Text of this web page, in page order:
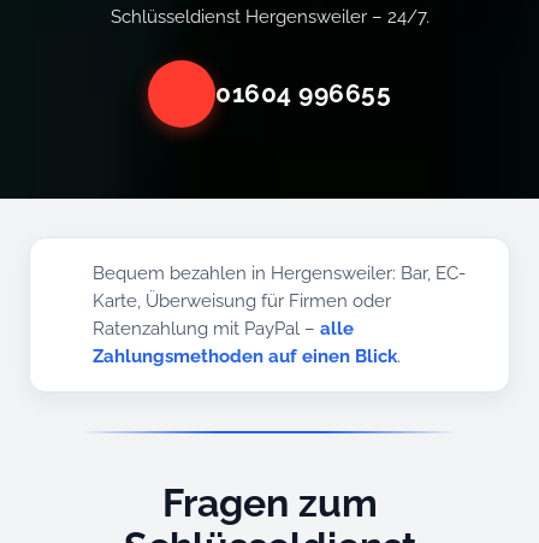
Schlüsseldienst Hergensweiler – 24/7.
01604 996655
Bequem bezahlen in Hergensweiler: Bar, EC-
Karte, Überweisung für Firmen oder
Ratenzahlung mit PayPal –alle
Zahlungsmethoden auf einen Blick.
Fragen zum